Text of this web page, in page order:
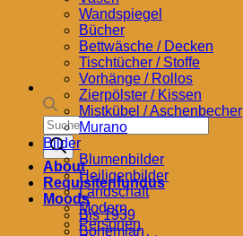
Products
search
About
Requisitenfundus
Moods
Bis 1939
Bohemian
Wandspiegel
Bücher
Bettwäsche / Decken
Tischtücher / Stoffe
Vorhänge / Rollos
Zierpölster / Kissen
Mistkübel / Aschenbecher
Murano
Bilder
Blumenbilder
Heiligenbilder
Landschaft
Modern
Personen